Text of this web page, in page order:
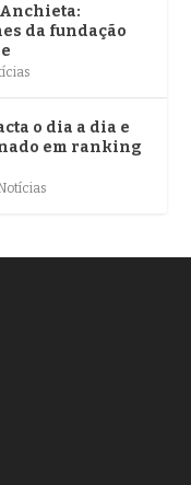
da fundação
o dia a dia e
em ranking